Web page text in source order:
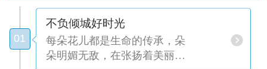
01
不负倾城好时光
每朵花儿都是生命的传承，朵
朵明媚无敌，在张扬着美丽…